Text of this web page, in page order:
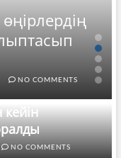
NO COMMENTS
NO COMMENTS